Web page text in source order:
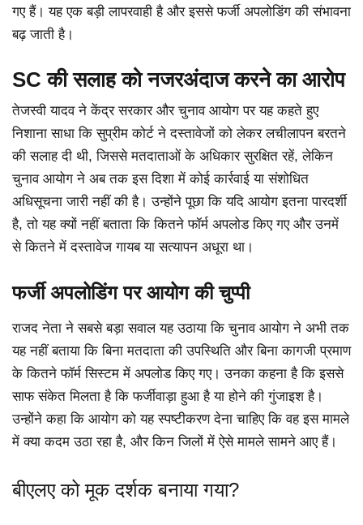
गए हैं। यह एक बड़ी लापरवाही है और इससे फर्जी अपलोडिंग की संभावना
बढ़ जाती है।
SC की सलाह को नजरअंदाज करने का आरोप
तेजस्वी यादव ने केंद्र सरकार और चुनाव आयोग पर यह कहते हुए
निशाना साधा कि सुप्रीम कोर्ट ने दस्तावेजों को लेकर लचीलापन बरतने
की सलाह दी थी, जिससे मतदाताओं के अधिकार सुरक्षित रहें, लेकिन
चुनाव आयोग ने अब तक इस दिशा में कोई कार्रवाई या संशोधित
अधिसूचना जारी नहीं की है। उन्होंने पूछा कि यदि आयोग इतना पारदर्शी
है, तो यह क्यों नहीं बताता कि कितने फॉर्म अपलोड किए गए और उनमें
से कितने में दस्तावेज गायब या सत्यापन अधूरा था।
फर्जी अपलोडिंग पर आयोग की चुप्पी
राजद नेता ने सबसे बड़ा सवाल यह उठाया कि चुनाव आयोग ने अभी तक
यह नहीं बताया कि बिना मतदाता की उपस्थिति और बिना कागजी प्रमाण
के कितने फॉर्म सिस्टम में अपलोड किए गए। उनका कहना है कि इससे
साफ संकेत मिलता है कि फर्जीवाड़ा हुआ है या होने की गुंजाइश है।
उन्होंने कहा कि आयोग को यह स्पष्टीकरण देना चाहिए कि वह इस मामले
में क्या कदम उठा रहा है, और किन जिलों में ऐसे मामले सामने आए हैं।
बीएलए को मूक दर्शक बनाया गया?